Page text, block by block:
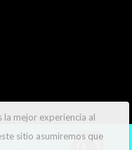
la mejor experiencia al
sitio asumiremos que